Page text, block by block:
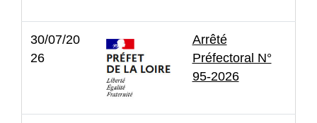
30/07/20
26
Arrêté
Préfectoral N°
95-2026